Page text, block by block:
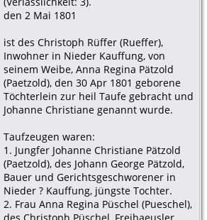
den 2 Mai 1801
ist des Christoph Rüffer (Rueffer),
Inwohner in Nieder Kauffung, von
seinem Weibe, Anna Regina Pätzold
(Paetzold), den 30 Apr 1801 geborene
Töchterlein zur heil Taufe gebracht und
Johanne Christiane genannt wurde.
Taufzeugen waren:
1. Jungfer Johanne Christiane Pätzold
(Paetzold), des Johann George Pätzold,
Bauer und Gerichtsgeschworener in
Nieder ? Kauffung, jüngste Tochter.
2. Frau Anna Regina Püschel (Pueschel),